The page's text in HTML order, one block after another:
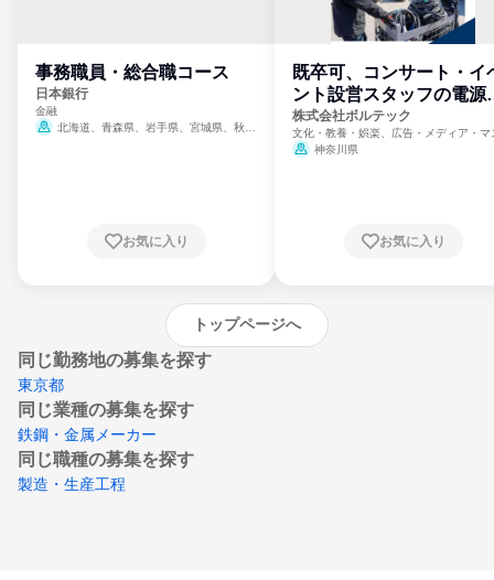
事務職員・総合職コース
日本銀行
金融
北海道、青森県、岩手県、宮城県、秋田
崎県、熊本県、大分県、宮崎県、鹿児島県、
お気に入り
既卒可、コンサート・イ
ント設営スタッフの電源
門
株式会社ボルテック
文化・教養・娯楽、広告・メディア・マ
ミ、電力・ガス・水道・エネルギー
神奈川県
お気に入り
トップページへ
同じ勤務地の募集を探す
東京都
同じ業種の募集を探す
鉄鋼・金属メーカー
同じ職種の募集を探す
製造・生産工程